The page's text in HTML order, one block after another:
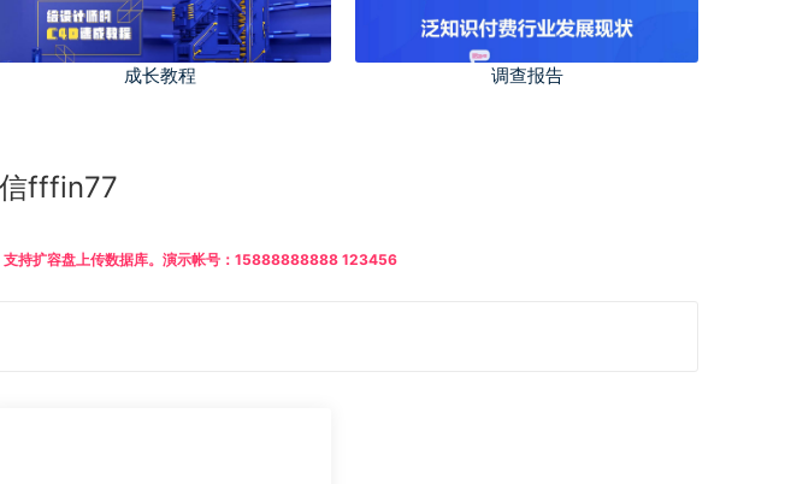
成长教程 调查报告
fffin77
支持扩容盘上传数据库。演示帐号：15888888888 123456